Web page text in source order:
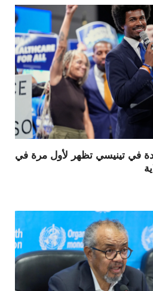
في تينيسي تظهر لأول مرة في